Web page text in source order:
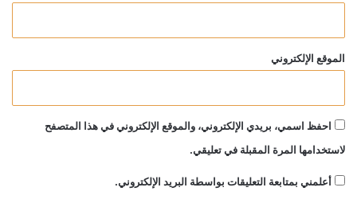
الموقع الإلكتروني
احفظ اسمي، بريدي الإلكتروني، والموقع الإلكتروني في هذا المتصفح
لاستخدامها المرة المقبلة في تعليقي.
أعلمني بمتابعة التعليقات بواسطة البريد الإلكتروني.